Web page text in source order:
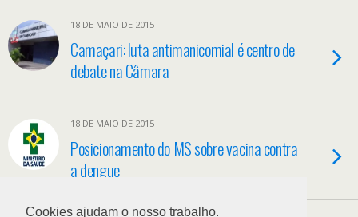
Cookies ajudam o nosso trabalho.
18 DE MAIO DE 2015
Camaçari: luta antimanicomial é centro de
debate na Câmara
18 DE MAIO DE 2015
Posicionamento do MS sobre vacina contra
a dengue